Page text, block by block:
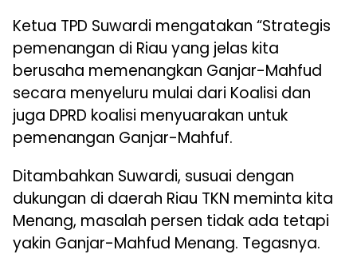
Ketua TPD Suwardi mengatakan “Strategis
pemenangan di Riau yang jelas kita
berusaha memenangkan Ganjar-Mahfud
secara menyeluru mulai dari Koalisi dan
juga DPRD koalisi menyuarakan untuk
pemenangan Ganjar-Mahfuf.
Ditambahkan Suwardi, susuai dengan
dukungan di daerah Riau TKN meminta kita
Menang, masalah persen tidak ada tetapi
yakin Ganjar-Mahfud Menang. Tegasnya.